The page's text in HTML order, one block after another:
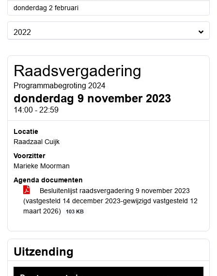
donderdag 2 februari2023
2022
Raadsvergadering
Programmabegroting 2024
donderdag 9 november 2023
14:00 - 22:59
Locatie
Raadzaal Cuijk
Voorzitter
Marieke Moorman
Agenda documenten
Besluitenlijst raadsvergadering 9 november 2023
(vastgesteld 14 december 2023-gewijzigd vastgesteld 12
maart 2026)
103 KB
Uitzending